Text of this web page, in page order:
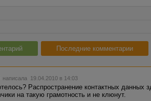
Последние комментарии
написала 19.04.2010 в 14:03
Распространение контактных данных
на такую грамотность и не клюнут.